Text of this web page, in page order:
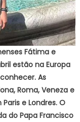
Fátima e
estão na Europa
As
Roma, Veneza e
e Londres. O
do Papa Francisco